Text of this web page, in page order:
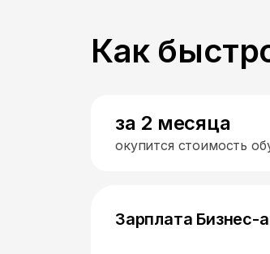
Как
за 2 месяца
окупится стоимость
Зарплата Бизнес-